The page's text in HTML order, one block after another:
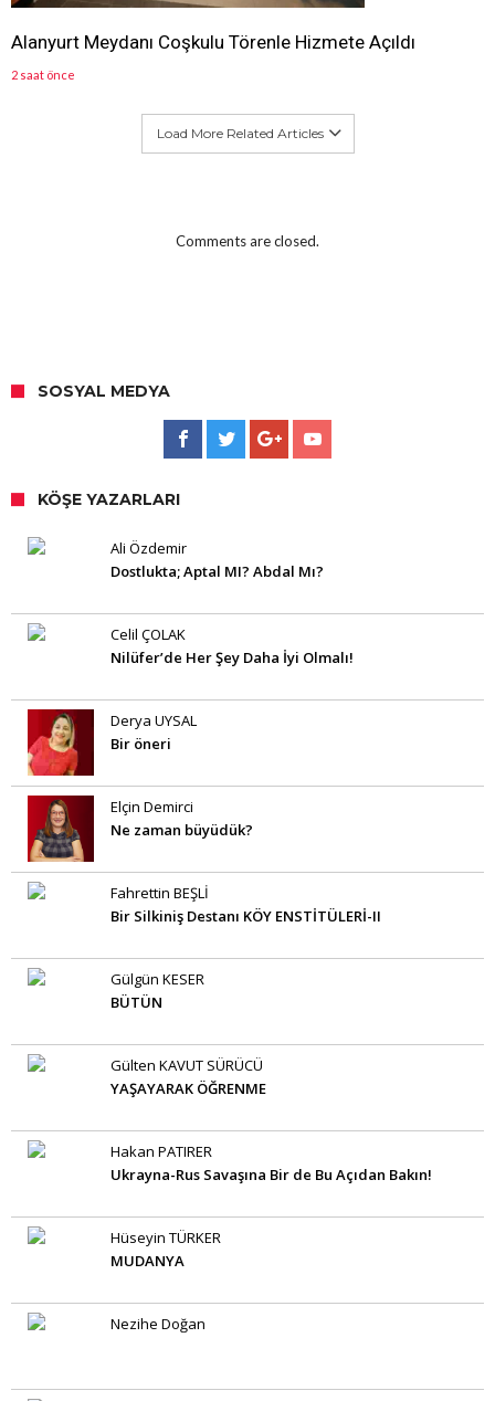
Alanyurt Meydanı Coşkulu Törenle Hizmete Açıldı
2 saat önce
Load More Related Articles
Comments are closed.
SOSYAL MEDYA
KÖŞE YAZARLARI
Ali Özdemir
Dostlukta; Aptal MI? Abdal Mı?
Celil ÇOLAK
Nilüfer’de Her Şey Daha İyi Olmalı!
Derya UYSAL
Bir öneri
Elçin Demirci
Ne zaman büyüdük?
Fahrettin BEŞLİ
Bir Silkiniş Destanı KÖY ENSTİTÜLERİ-II
Gülgün KESER
BÜTÜN
Gülten KAVUT SÜRÜCÜ
YAŞAYARAK ÖĞRENME
Hakan PATIRER
Ukrayna-Rus Savaşına Bir de Bu Açıdan Bakın!
Hüseyin TÜRKER
MUDANYA
Nezihe Doğan